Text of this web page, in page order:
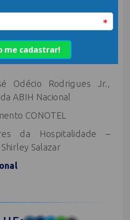
economista da XP
sócio-diretor do
Odécio Rodrigues Jr.,
ABIH Nacional
CONOTEL
da Hospitalidade –
Salazar